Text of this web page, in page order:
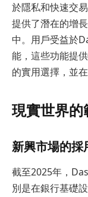
於隱私和快速交
提供了潛在的增
中。用戶受益於
能，這些功能提
的實用選擇，並
現實世界
新興市場的採
截至2025年，
別是在銀行基礎